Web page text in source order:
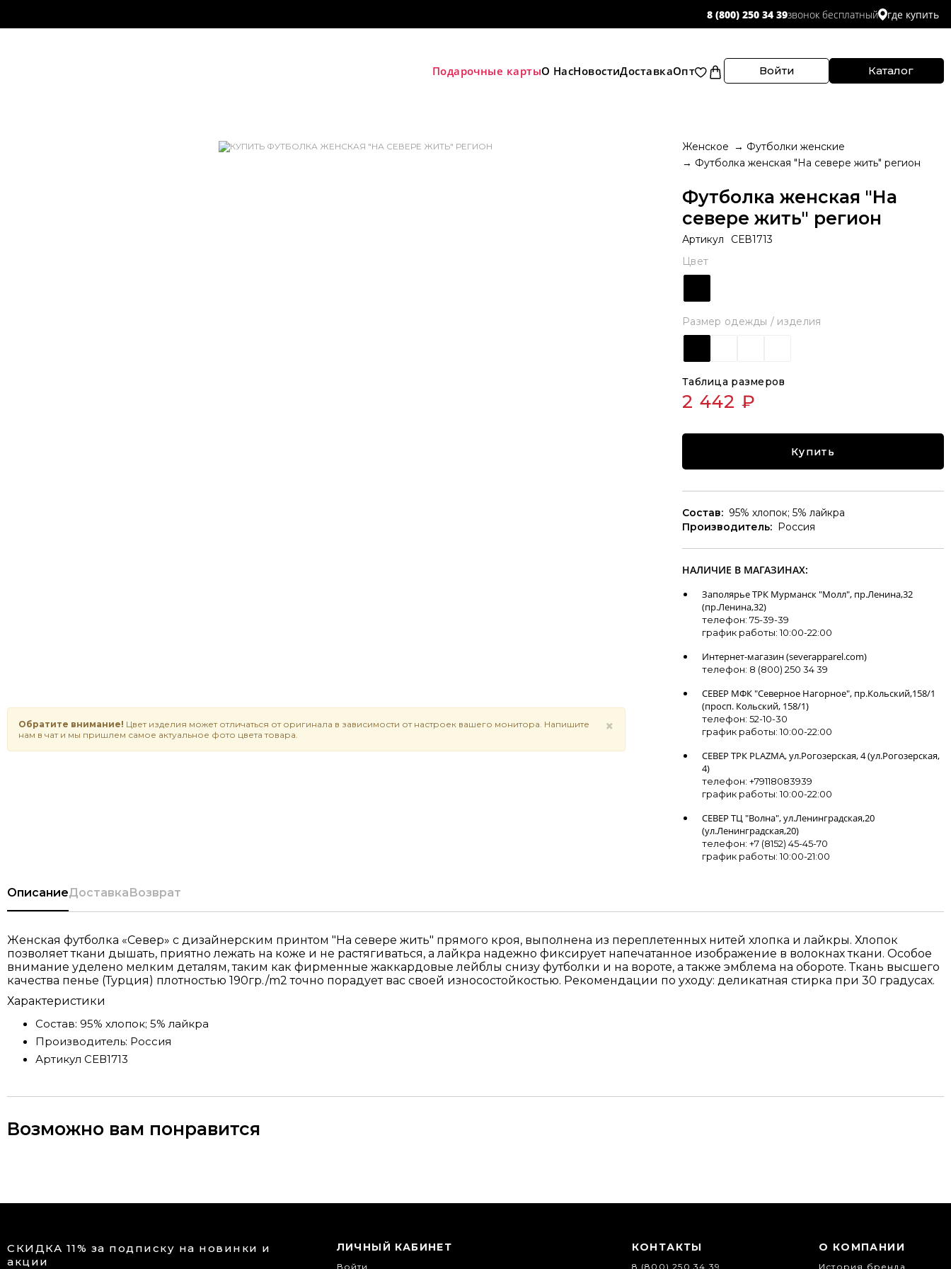
8 (800) 250 34 39звонок бесплатный где купить
Подарочные картыО НасНовостиДоставкаОпт Войти Каталог
×
Обратите внимание! Цвет изделия может отличаться от оригинала в зависимости от настроек вашего монитора. Напишите
нам в чат и мы пришлем самое актуальное фото цвета товара.
Женское
Футболки женские
Футболка женская "На севере жить" регион
Футболка женская "На
севере жить" регион
Артикул
СЕВ1713
Цвет
Размер одежды / изделия
Таблица размеров
2 442 ₽
Купить
Состав: 95% хлопок; 5% лайкра
Производитель: Россия
НАЛИЧИЕ В МАГАЗИНАХ:
Заполярье ТРК Мурманск "Молл", пр.Ленина,32
(пр.Ленина,32)
телефон: 75-39-39
график работы: 10:00-22:00
Интернет-магазин (severapparel.com)
телефон: 8 (800) 250 34 39
СЕВЕР МФК "Северное Нагорное", пр.Кольский,158/1
(просп. Кольский, 158/1)
телефон: 52-10-30
график работы: 10:00-22:00
СЕВЕР ТРК PLAZMA, ул.Рогозерская, 4 (ул.Рогозерская,
4)
телефон: +79118083939
график работы: 10:00-22:00
СЕВЕР ТЦ "Волна", ул.Ленинградская,20
(ул.Ленинградская,20)
телефон: +7 (8152) 45-45-70
график работы: 10:00-21:00
ОписаниеДоставкаВозврат
Женская футболка «Север» с дизайнерским принтом "На севере жить" прямого кроя, выполнена из переплетенных нитей хлопка и лайкры. Хлопок
позволяет ткани дышать, приятно лежать на коже и не растягиваться, а лайкра надежно фиксирует напечатанное изображение в волокнах ткани. Особое
внимание уделено мелким деталям, таким как фирменные жаккардовые лейблы снизу футболки и на вороте, а также эмблема на обороте. Ткань высшего
качества пенье (Турция) плотностью 190гр./m2 точно порадует вас своей износостойкостью. Рекомендации по уходу: деликатная стирка при 30 градусах.
Характеристики
Состав: 95% хлопок; 5% лайкра
Производитель: Россия
Артикул СЕВ1713
Возможно вам понравится
СКИДКА 11% за подписку на новинки и
акции
ЛИЧНЫЙ КАБИНЕТ
Войти
КОНТАКТЫ
8 (800) 250 34 39
О КОМПАНИИ
История бренда